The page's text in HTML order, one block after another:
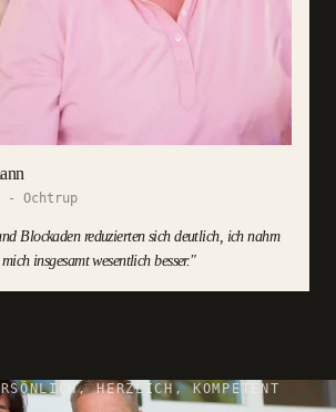
- Ochtrup
Blockaden reduzierten sich deutlich, ich nahm
insgesamt wesentlich besser."
HERZLICH, KOMPETENT